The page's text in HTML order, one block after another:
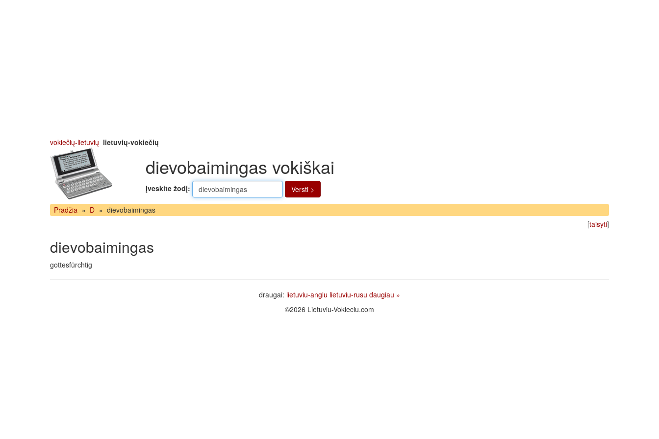
vokiečių-lietuvių lietuvių-vokiečių
dievobaimingas vokiškai
Įveskite žodį: Versti >
Pradžia » D » dievobaimingas
[taisyti]
dievobaimingas
gottesfürchtig
draugai: lietuviu-anglu lietuviu-rusu daugiau »
©2026 Lietuviu-Vokieciu.com